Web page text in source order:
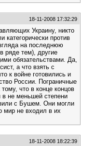
18-11-2008 17:32:29
Украину, никто
против
на последнюю
ряде тем), другие
обязательствами. Да,
а что взять с
к войне готовились и
России. Пограничные
что в конце концов
не меньшей степени
с Бушем. Они могли
мир не входил в их
18-11-2008 18:22:39